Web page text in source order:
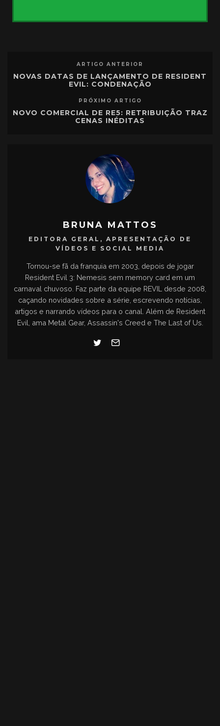
ARTIGO ANTERIOR
NOVAS DATAS DE LANÇAMENTO DE RESIDENT
EVIL: CONDENAÇÃO
PRÓXIMO ARTIGO
NOVO COMERCIAL DE RE5: RETRIBUIÇÃO TRAZ
CENAS INÉDITAS
BRUNA MATTOS
EDITORA GERAL, APRESENTAÇÃO DE
VÍDEOS E SOCIAL MEDIA
Tornou-se fã da franquia em 2003, depois de jogar
Resident Evil 3: Nemesis sem memory card em um
carnaval chuvoso. Faz parte da equipe REVIL desde 2008,
caçando novidades sobre a série, escrevendo notícias,
artigos e narrando vídeos para o canal. Além de Resident
Evil, ama Metal Gear, Assassin's Creed e The Last of Us.